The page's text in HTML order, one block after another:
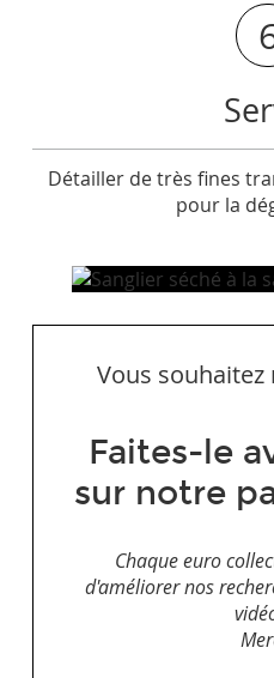
Détailler de très fines
pour la
Vous
Faites-le
sur notre
Chaque euro
d'améliorer nos